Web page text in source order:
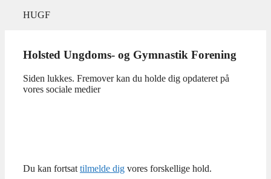
HUGF
Holsted Ungdoms- og Gymnastik Forening
Siden lukkes. Fremover kan du holde dig opdateret på
vores sociale medier
Du kan fortsat tilmelde dig vores forskellige hold.